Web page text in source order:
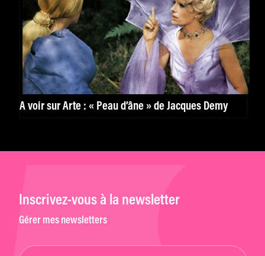
À voir sur Arte : « Peau d’âne » de Jacques Demy
Inscrivez-vous à la newsletter
Gérer mes newsletters